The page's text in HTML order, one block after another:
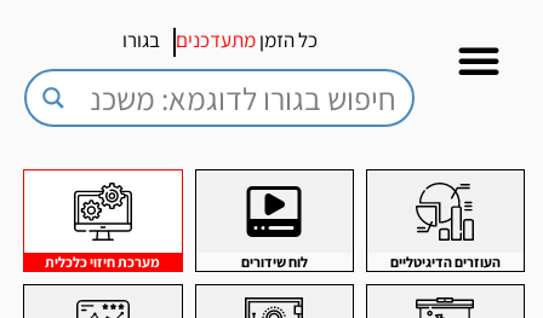
כל הזמןמתעדכנים בגורו
העוזרים הדיגיטליים לוח שידורים מערכת חיזוי כלכלית